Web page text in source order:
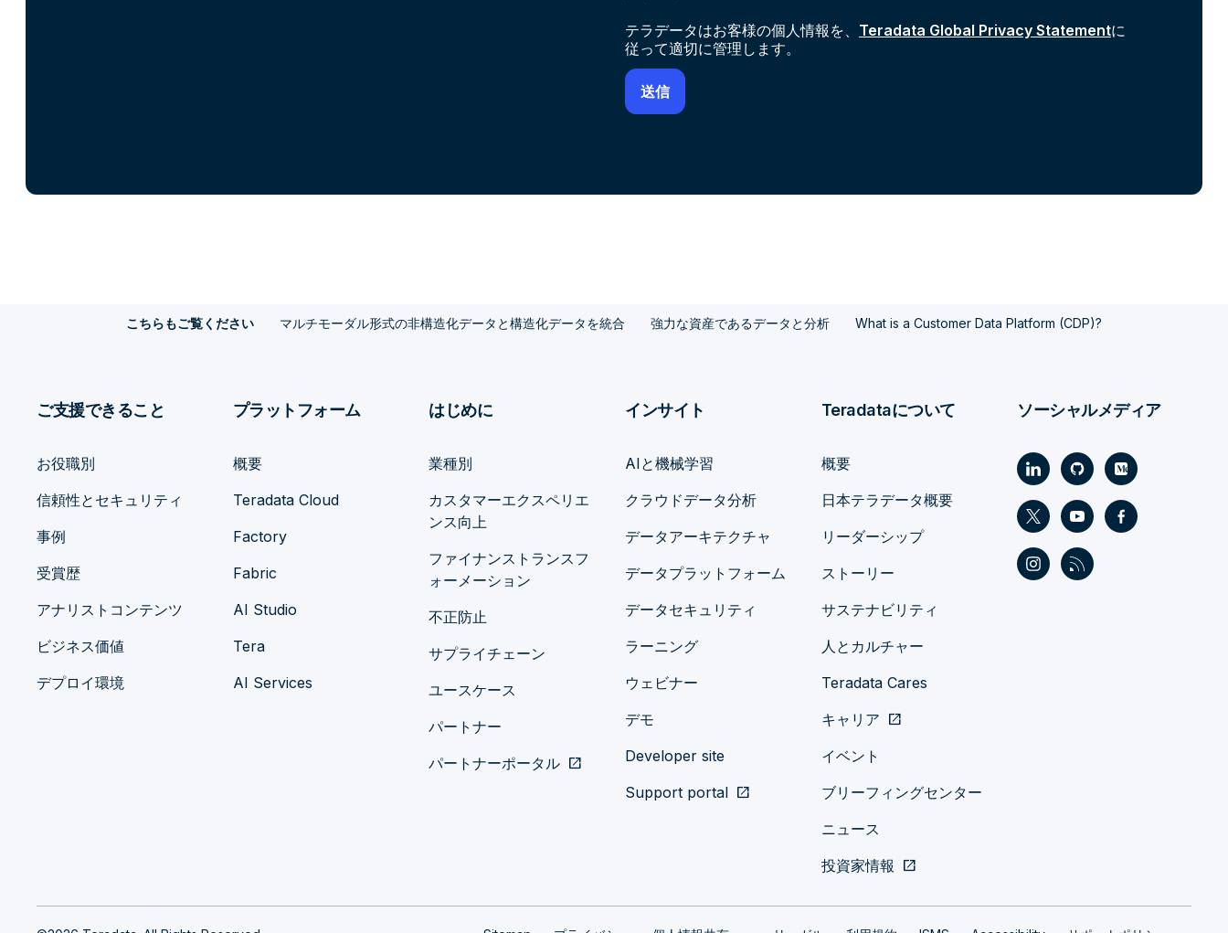
テラデータはお客様の個人情報を、 Teradata Global Privacy Statementに
従って適切に管理します。
こちらもご覧ください マルチモーダル形式の非構造化データと構造化データを統合 強力な資産であるデータと分析 What is a Customer Data Platform (CDP)?
ご支援できること
お役職別
信頼性とセキュリティ
事例
受賞歴
アナリストコンテンツ
ビジネス価値
デプロイ環境
プラットフォーム
概要
Teradata Cloud
Factory
Fabric
AI Studio
Tera
AI Services
はじめに
業種別
カスタマーエクスペリエ
ンス向上
ファイナンストランスフ
ォーメーション
不正防止
サプライチェーン
ユースケース
パートナー
パートナーポータル open_in_new
インサイト
AIと機械学習
クラウドデータ分析
データアーキテクチャ
データプラットフォーム
データセキュリティ
ラーニング
ウェビナー
デモ
Developer site
Support portal open_in_new
Teradataについて
概要
日本テラデータ概要
リーダーシップ
ストーリー
サステナビリティ
人とカルチャー
Teradata Cares
キャリア open_in_new
イベント
ブリーフィングセンター
ニュース
投資家情報 open_in_new
ソーシャルメディア